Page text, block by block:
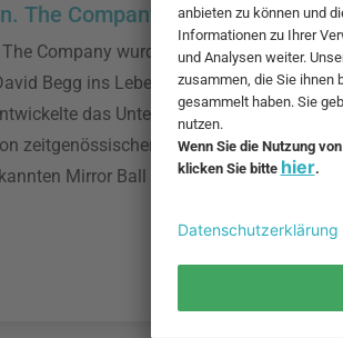
The Company
Company wurde im Jahr 2002 vonTom
Begg ins Leben gerufen. Seit seiner
das Unternehmen eine eigene
zeitgenössischen Objekten, zu denen z.B.
Mirror Ball Leuchten gehören.